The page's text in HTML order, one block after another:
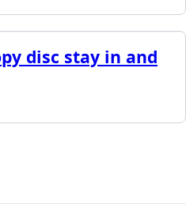
disc stay in and